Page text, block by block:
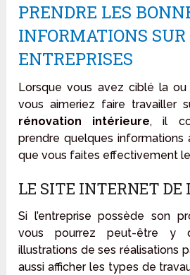
PRENDRE LES
INFORMATIONS SUR
ENTREPRISES
Lorsque vous avez ciblé la
vous aimeriez faire travailler
rénovation intérieure, il
prendre quelques informations
que vous faites effectivement
LE SITE INTERNET DE
Si l’entreprise possède son
vous pourrez peut-être y
illustrations de ses réalisations
aussi afficher les types de